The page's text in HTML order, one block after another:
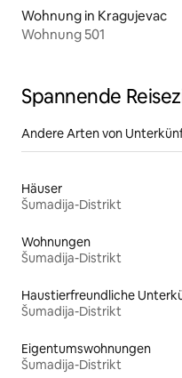
Wohnung in Kragujevac
Wohnung 501
Spannende
Andere Arten von
Häuser
Šumadija-Distrikt
Wohnungen
Šumadija-Distrikt
Šumadija-Distrikt
Eigentumswohnungen
Šumadija-Distrikt